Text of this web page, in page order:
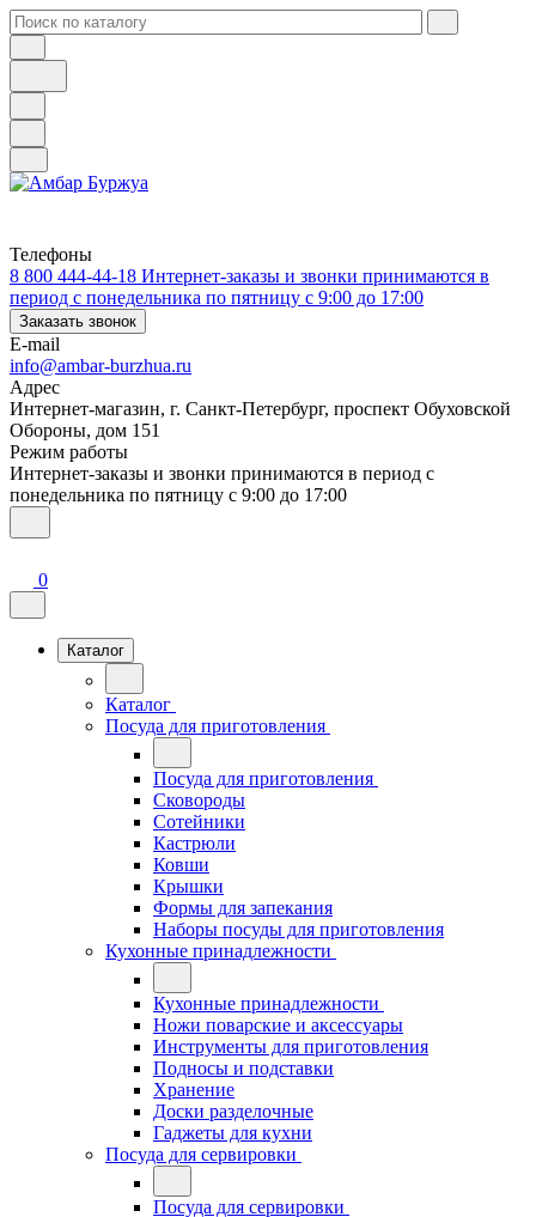
Телефоны
8 800 444-44-18 Интернет-заказы и звонки принимаются в
период с понедельника по пятницу с 9:00 до 17:00
Заказать звонок
E-mail
info@ambar-burzhua.ru
Адрес
Интернет-магазин, г. Санкт-Петербург, проспект Обуховской
Обороны, дом 151
Режим работы
Интернет-заказы и звонки принимаются в период с
понедельника по пятницу с 9:00 до 17:00
0
Каталог
Каталог
Посуда для приготовления
Посуда для приготовления
Сковороды
Сотейники
Кастрюли
Ковши
Крышки
Формы для запекания
Наборы посуды для приготовления
Кухонные принадлежности
Кухонные принадлежности
Ножи поварские и аксессуары
Инструменты для приготовления
Подносы и подставки
Хранение
Доски разделочные
Гаджеты для кухни
Посуда для сервировки
Посуда для сервировки